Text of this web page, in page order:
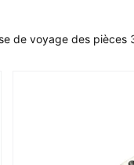
de voyage des